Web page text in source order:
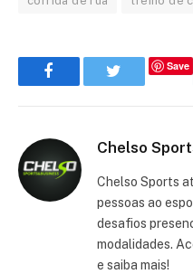
Facebook TwitterSave
Chelso
Chelso Sports
pessoas ao
desafios
modalidades.
e saiba mais!